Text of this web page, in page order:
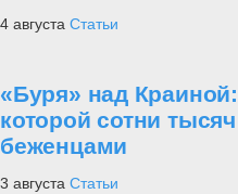
4 августа Статьи
«Буря» над
которой сотни
беженцами
3 августа Статьи